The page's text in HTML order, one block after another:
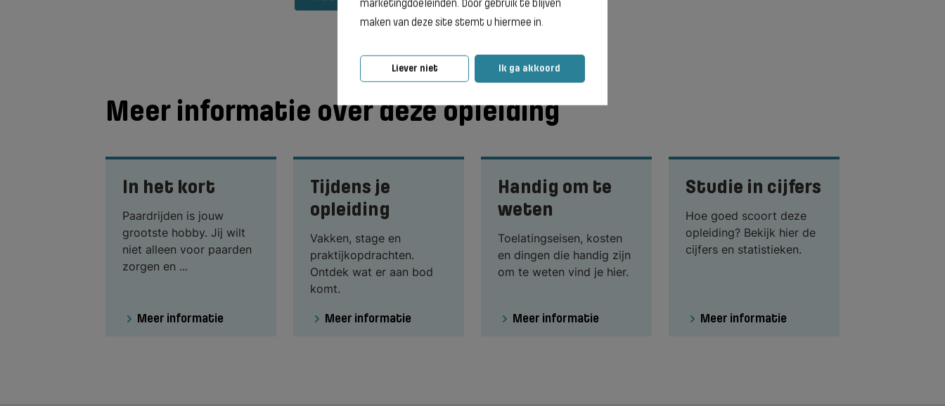
marketingdoeleinden. Door gebruik te blijven
maken van deze site stemt u hiermee in.
Liever niet Ik ga akkoord
Meer informatie over deze opleiding
In het kort
Paardrijden is jouw
grootste hobby. Jij wilt
niet alleen voor paarden
zorgen en ...
Meer informatie
Tijdens je
opleiding
Vakken, stage en
praktijkopdrachten.
Ontdek wat er aan bod
komt.
Meer informatie
Handig om te
weten
Toelatingseisen, kosten
en dingen die handig zijn
om te weten vind je hier.
Meer informatie
Studie in cijfers
Hoe goed scoort deze
opleiding? Bekijk hier de
cijfers en statistieken.
Meer informatie